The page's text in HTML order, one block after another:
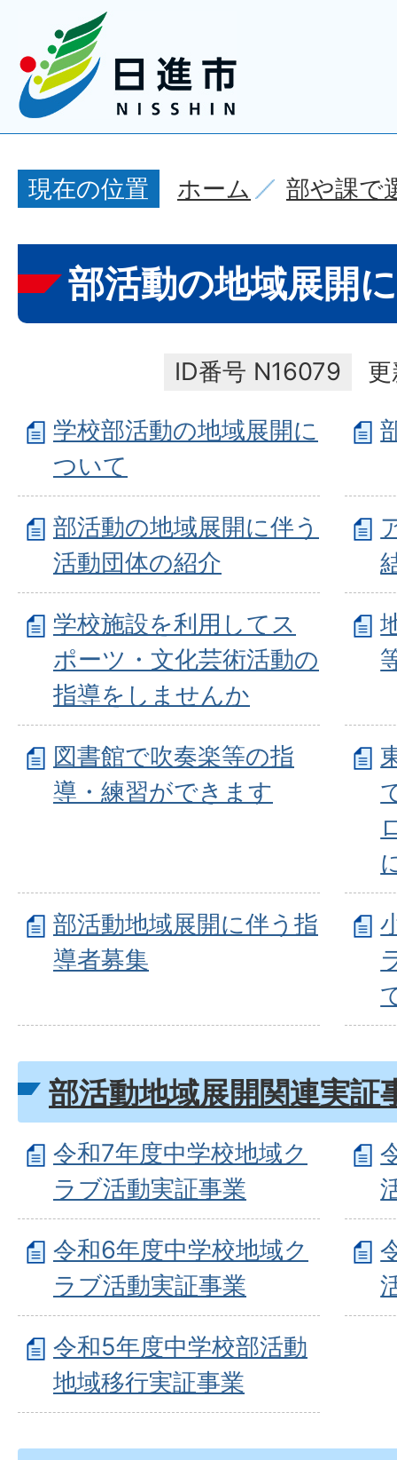
現在の位置 ホーム 部や課で
部活動の地域展開
ID番号 N16079
学校部活動の地域展開に
ついて
部活動の地域展開に伴う
活動団体の紹介
学校施設を利用してス
ポーツ・文化芸術活動の
指導をしませんか
図書館で吹奏楽等の指
導・練習ができます
部活動地域展開に伴う指
導者募集
部活動地域展開関連実証
令和7年度中学校地域ク
ラブ活動実証事業
令和6年度中学校地域ク
ラブ活動実証事業
令和5年度中学校部活動
地域移行実証事業